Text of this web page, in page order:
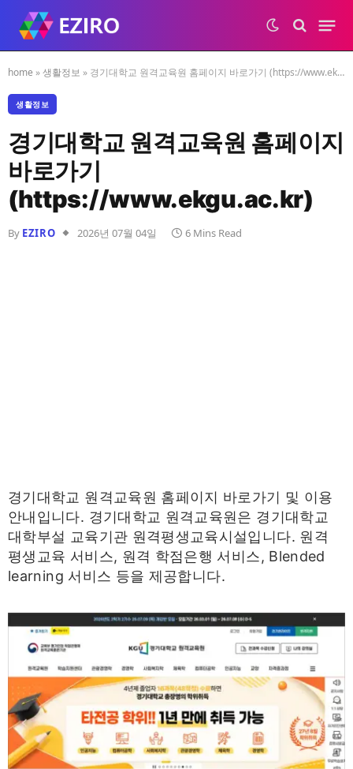
home »생활정보 » 경기대학교 원격교육원 홈페이지 바로가기 (https://www.ekgu.ac.kr)
생활정보
경기대학교 원격교육원 홈페이지
바로가기
(https://www.ekgu.ac.kr)
By EZIRO 2026년 07월 04일 6 Mins Read
경기대학교 원격교육원 홈페이지 바로가기 및 이용
안내입니다. 경기대학교 원격교육원은 경기대학교
대학부설 교육기관 원격평생교육시설입니다. 원격
평생교육 서비스, 원격 학점은행 서비스, Blended
learning 서비스 등을 제공합니다.